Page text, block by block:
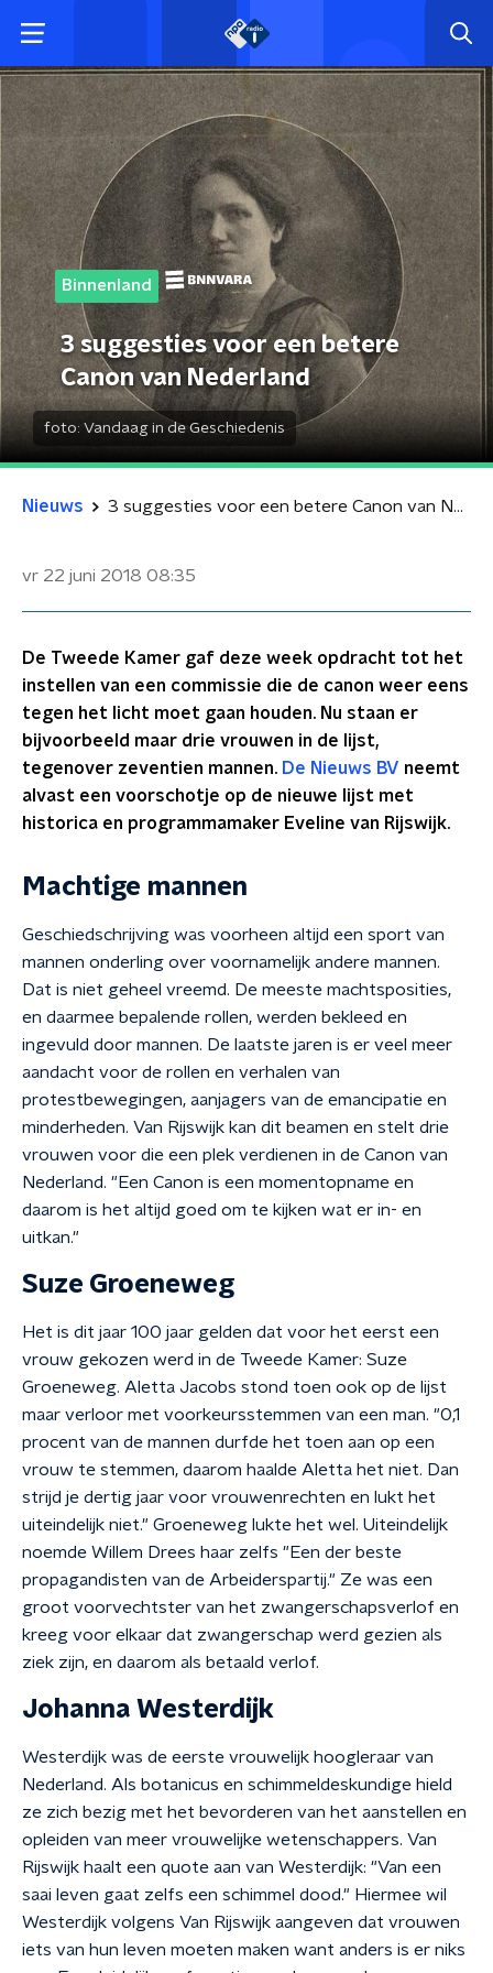
Binnenland
3 suggesties voor een betere
Canon van Nederland
foto: Vandaag in de Geschiedenis
Nieuws 3 suggesties voor een betere Canon van Nederland
vr 22 juni 2018 08:35
De Tweede Kamer gaf deze week opdracht tot het
instellen van een commissie die de canon weer eens
tegen het licht moet gaan houden. Nu staan er
bijvoorbeeld maar drie vrouwen in de lijst,
tegenover zeventien mannen. De Nieuws BV neemt
alvast een voorschotje op de nieuwe lijst met
historica en programmamaker Eveline van Rijswijk.
Machtige mannen
Geschiedschrijving was voorheen altijd een sport van
mannen onderling over voornamelijk andere mannen.
Dat is niet geheel vreemd. De meeste machtsposities,
en daarmee bepalende rollen, werden bekleed en
ingevuld door mannen. De laatste jaren is er veel meer
aandacht voor de rollen en verhalen van
protestbewegingen, aanjagers van de emancipatie en
minderheden. Van Rijswijk kan dit beamen en stelt drie
vrouwen voor die een plek verdienen in de Canon van
Nederland. "Een Canon is een momentopname en
daarom is het altijd goed om te kijken wat er in- en
uitkan."
Suze Groeneweg
Het is dit jaar 100 jaar gelden dat voor het eerst een
vrouw gekozen werd in de Tweede Kamer: Suze
Groeneweg. Aletta Jacobs stond toen ook op de lijst
maar verloor met voorkeursstemmen van een man. "0,1
procent van de mannen durfde het toen aan op een
vrouw te stemmen, daarom haalde Aletta het niet. Dan
strijd je dertig jaar voor vrouwenrechten en lukt het
uiteindelijk niet." Groeneweg lukte het wel. Uiteindelijk
noemde Willem Drees haar zelfs "Een der beste
propagandisten van de Arbeiderspartij." Ze was een
groot voorvechtster van het zwangerschapsverlof en
kreeg voor elkaar dat zwangerschap werd gezien als
ziek zijn, en daarom als betaald verlof.
Johanna Westerdijk
Westerdijk was de eerste vrouwelijk hoogleraar van
Nederland. Als botanicus en schimmeldeskundige hield
ze zich bezig met het bevorderen van het aanstellen en
opleiden van meer vrouwelijke wetenschappers. Van
Rijswijk haalt een quote aan van Westerdijk: "Van een
saai leven gaat zelfs een schimmel dood." Hiermee wil
Westerdijk volgens Van Rijswijk aangeven dat vrouwen
iets van hun leven moeten maken want anders is er niks